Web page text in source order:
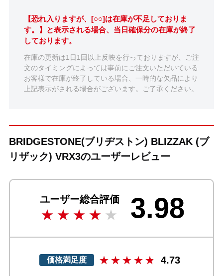
【恐れ入りますが、[○○]は在庫が不足しておりま
す。】と表示される場合、当日確保分の在庫が終了
しております。
在庫の更新は1日1回以上反映を行っておりますが、ご注
文のタイミングによっては事前にご注文いただいている
お客様で在庫が終了している場合、一時的な欠品により
上記表示がされる場合がございます。ご了承ください。
BRIDGESTONE(ブリヂストン) BLIZZAK (ブ
リザック) VRX3のユーザーレビュー
ユーザー総合評価 3.98
価格満足度 4.73